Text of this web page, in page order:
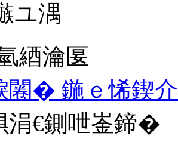
ユ湡
綇瀹匽
闂� 鍦ｅ悕鍥
涓€鍘呭崟鍗�